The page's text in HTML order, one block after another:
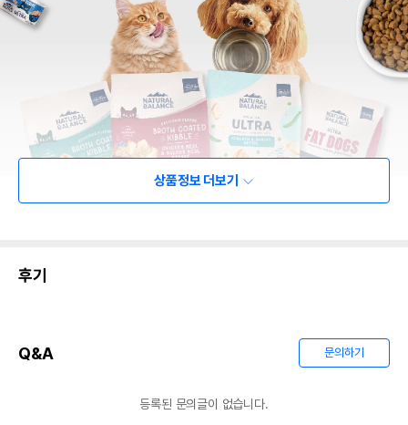
상품정보 더보기
후기
Q&A 문의하기
등록된 문의글이 없습니다.